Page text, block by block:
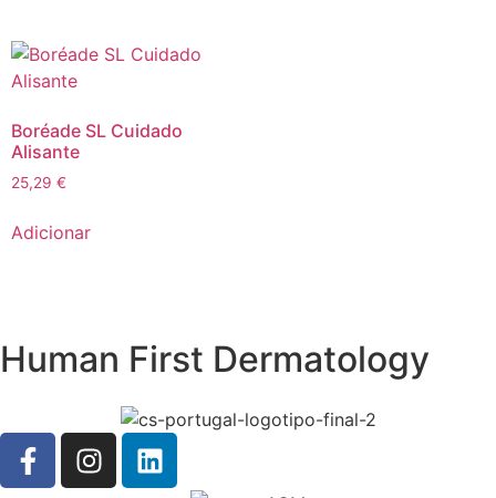
Boréade SL Cuidado
Alisante
25,29 €
Adicionar
Human First Dermatology